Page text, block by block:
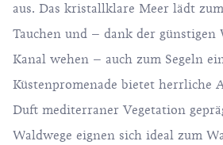
aus. Das kristallklare Meer lädt
Tauchen und – dank der
Kanal wehen – auch zum Segeln
Küstenpromenade bietet herrliche
Duft mediterraner Vegetation
Waldwege eignen sich ideal zum